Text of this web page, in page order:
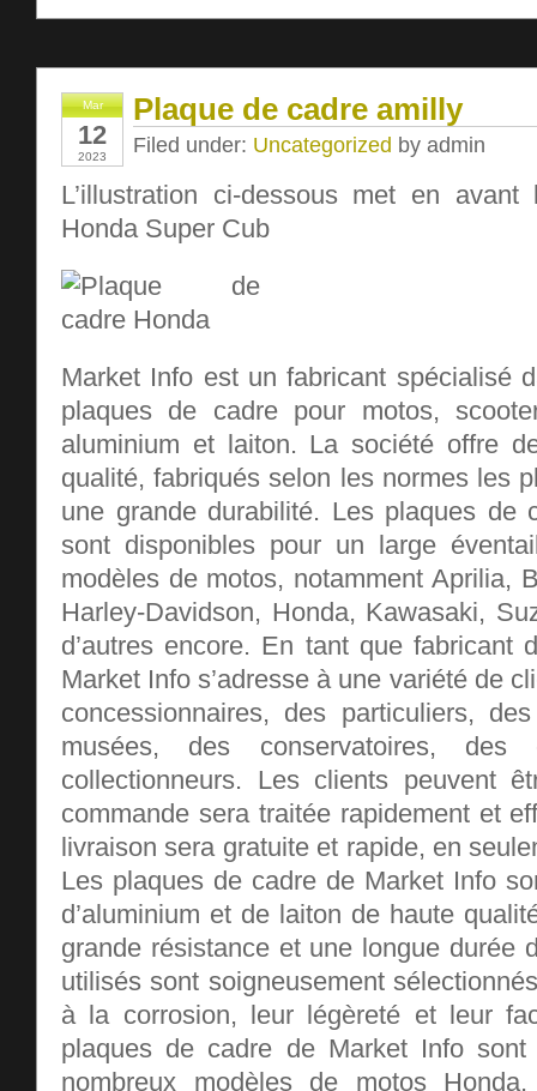
Mar
12
2023
Plaque de cadre amilly
Filed under: Uncategorized by admin
L’illustration ci-dessous met en
Honda Super Cub
Market Info est un fabricant spécialisé
plaques de cadre pour motos,
aluminium et laiton. La société offre
qualité, fabriqués selon les normes les
une grande durabilité. Les plaques de
sont disponibles pour un large
modèles de motos, notamment Aprilia,
Harley-Davidson, Honda, Kawasaki,
d’autres encore. En tant que fabricant
Market Info s’adresse à une variété de
concessionnaires, des particuliers,
musées, des conservatoires,
collectionneurs. Les clients peuvent
commande sera traitée rapidement et
livraison sera gratuite et rapide, en
Les plaques de cadre de Market Info
d’aluminium et de laiton de haute
grande résistance et une longue durée
utilisés sont soigneusement
à la corrosion, leur légèreté et leur
plaques de cadre de Market Info
nombreux modèles de motos